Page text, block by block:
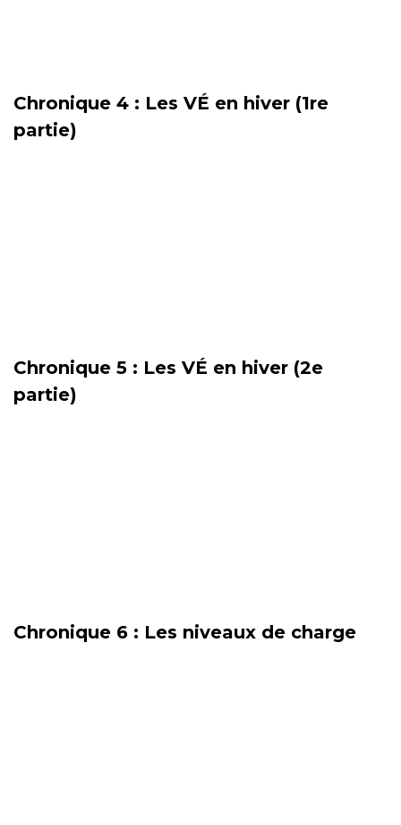
Chronique 4 : Les VÉ en hiver (1re
partie)
Chronique 5 : Les VÉ en hiver (2e
partie)
Chronique 6 : Les niveaux de charge